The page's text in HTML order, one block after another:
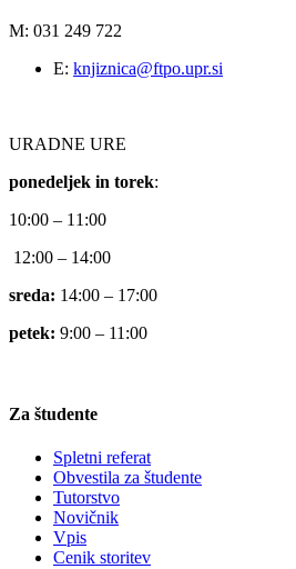
M: 031 249 722
E: knjiznica@ftpo.upr.si
URADNE URE
ponedeljek in torek:
10:00 – 11:00
12:00 – 14:00
sreda: 14:00 – 17:00
petek: 9:00 – 11:00
Za študente
Spletni referat
Obvestila za študente
Tutorstvo
Novičnik
Vpis
Cenik storitev